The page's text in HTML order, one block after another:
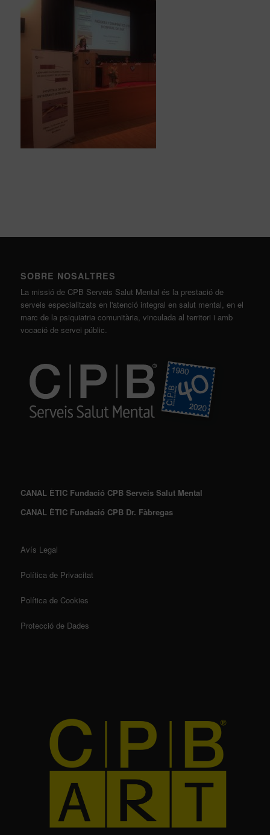
SOBRE NOSALTRES
La missió de CPB Serveis Salut Mental és la prestació de
serveis especialitzats en l'atenció integral en salut mental, en el
marc de la psiquiatria comunitària, vinculada al territori i amb
vocació de servei públic.
CANAL ÈTIC Fundació CPB Serveis Salut Mental
CANAL ÈTIC Fundació CPB Dr. Fàbregas
Avís Legal
Política de Privacitat
Política de Cookies
Protecció de Dades